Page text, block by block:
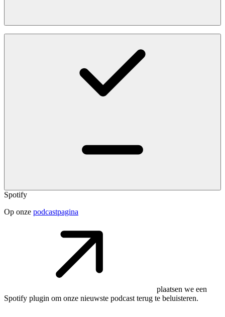
Spotify
Op onze podcastpagina
plaatsen we een
Spotify plugin om onze nieuwste podcast terug te beluisteren.